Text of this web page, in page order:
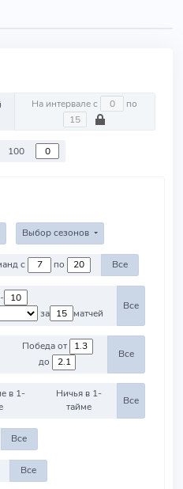
На интервале с по
100
Выбор сезонов
Против команд с по Все
за
матчей
Все
Победа от
до
Все
в 1-
Ничья в 1-
тайме
Все
Все
Все